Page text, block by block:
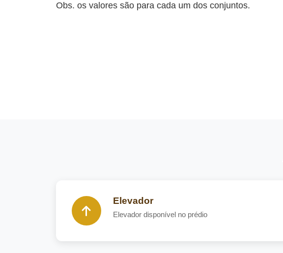
Obs. os valores são para cada um dos conjuntos.
Elevador
Elevador disponível no prédio